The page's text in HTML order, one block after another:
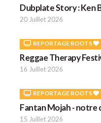
Dubplate Story : Ken
20 Juillet 2026
REPORTAGE ROOTS
Reggae Therapy
16 Juillet 2026
REPORTAGE ROOTS
Fantan Mojah -
15 Juillet 2026